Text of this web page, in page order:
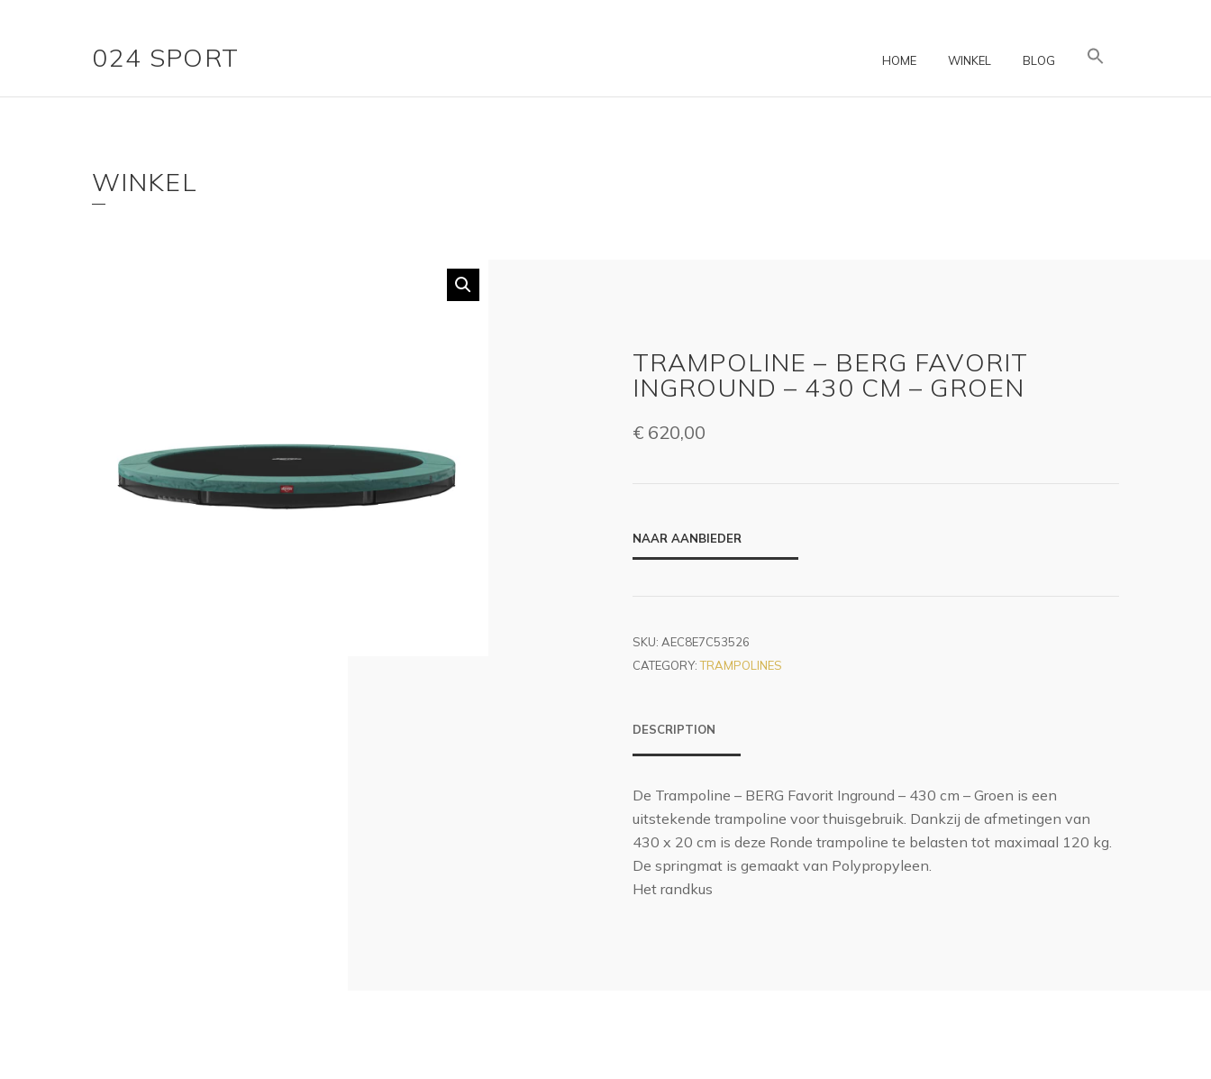
024 SPORT HOME WINKEL BLOG
WINKEL
TRAMPOLINE – BERG FAVORIT
INGROUND – 430 CM – GROEN
€ 620,00
NAAR AANBIEDER
SKU: AEC8E7C53526
CATEGORY:TRAMPOLINES
DESCRIPTION
De Trampoline – BERG Favorit Inground – 430 cm – Groen is een
uitstekende trampoline voor thuisgebruik. Dankzij de afmetingen van
430 x 20 cm is deze Ronde trampoline te belasten tot maximaal 120 kg.
De springmat is gemaakt van Polypropyleen.
Het randkus